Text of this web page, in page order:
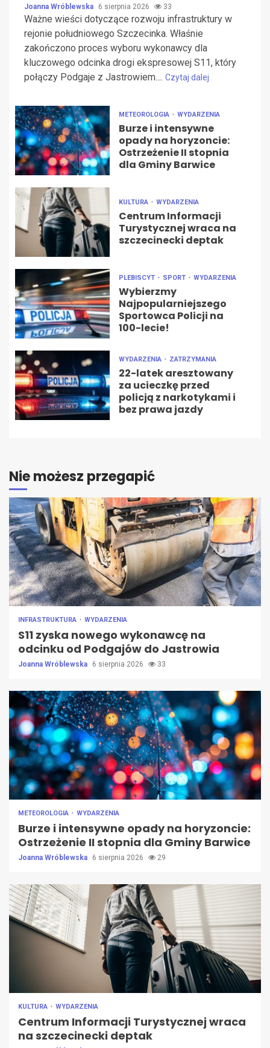
Joanna Wróblewska 6 sierpnia 2026 33
Ważne wieści dotyczące rozwoju infrastruktury w
rejonie południowego Szczecinka. Właśnie
zakończono proces wyboru wykonawcy dla
kluczowego odcinka drogi ekspresowej S11, który
połączy Podgaje z Jastrowiem.... Czytaj dalej
METEOROLOGIA WYDARZENIA
Burze i intensywne
opady na horyzoncie:
Ostrzeżenie II stopnia
dla Gminy Barwice
KULTURA WYDARZENIA
Centrum Informacji
Turystycznej wraca na
szczecinecki deptak
PLEBISCYT SPORT WYDARZENIA
Wybierzmy
Najpopularniejszego
Sportowca Policji na
100-lecie!
WYDARZENIA ZATRZYMANIA
22-latek aresztowany
za ucieczkę przed
policją z narkotykami i
bez prawa jazdy
Nie możesz przegapić
INFRASTRUKTURA WYDARZENIA
S11 zyska nowego wykonawcę na
odcinku od Podgajów do Jastrowia
Joanna Wróblewska 6 sierpnia 2026 33
METEOROLOGIA WYDARZENIA
Burze i intensywne opady na horyzoncie:
Ostrzeżenie II stopnia dla Gminy Barwice
Joanna Wróblewska 6 sierpnia 2026 29
KULTURA WYDARZENIA
Centrum Informacji Turystycznej wraca
na szczecinecki deptak